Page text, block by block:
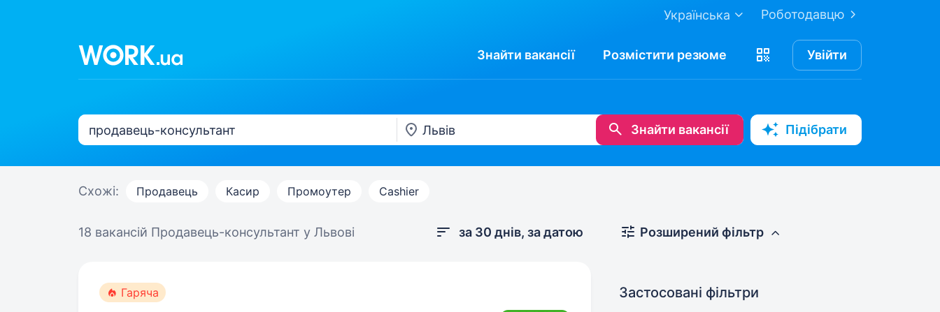
Роботодавцю
Українська
Знайти вакансії Розмістити резюме Увійти
Знайти вакансії Підібрати
Схожі: Продавець Касир Промоутер Cashier
18 вакансій Продавець-консультант у Львові за 30 днів, за датою
Гаряча
Розширений фільтр
Застосовані фільтри